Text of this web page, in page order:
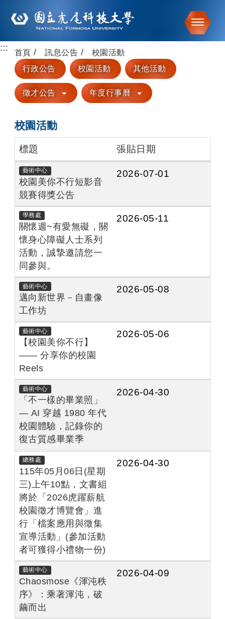
跳到主要內容
::: 首頁 訊息公告
校園活動
行政公告
校園活動 其他活動
徵才公告 年度行事曆
校園活動
標題 張貼日期
藝術中心
校園美你不行短影音
競賽得獎公告
2026-07-01
學務處
關懷週~有愛無礙，關
懷身心障礙人士系列
活動，誠摯邀請您一
同參與。
2026-05-11
藝術中心
邁向新世界－自畫像
工作坊
2026-05-08
藝術中心
【校園美你不行】
—— 分享你的校園
Reels
2026-05-06
藝術中心
「不一樣的畢業照」
— AI 穿越 1980 年代
校園體驗，記錄你的
復古質感畢業季
2026-04-30
總務處
115年05月06日(星期
三)上午10點，文書組
將於「2026虎躍薪航
校園徵才博覽會」進
行「檔案應用與徵集
宣導活動」(參加活動
者可獲得小禮物一份)
2026-04-30
藝術中心
Chaosmose《渾沌秩
序》：乘著渾沌，破
繭而出
2026-04-09